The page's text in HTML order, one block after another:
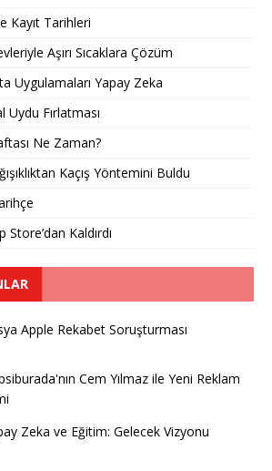
Kayıt Tarihleri
Aşırı Sıcaklara Çözüm
Uygulamaları Yapay Zeka
Uydu Fırlatması
Ne Zaman?
Kaçış Yöntemini Buldu
Store’dan Kaldırdı
Apple Rekabet Soruşturması
Cem Yılmaz ile Yeni Reklam
Zeka ve Eğitim: Gelecek Vizyonu